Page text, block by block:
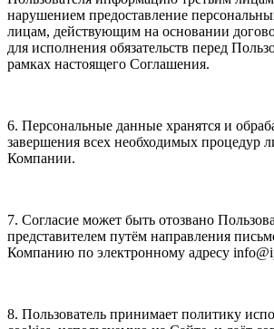
нарушением предоставление
лицам, действующим на основании
для исполнения обязательств перед
рамках настоящего Соглашения.
6. Персональные данные хранятся и
завершения всех необходимых процедур
Компании.
7. Согласие может быть отозвано
представителем путём направления
Компанию по электронному адресу
8. Пользователь принимает политику